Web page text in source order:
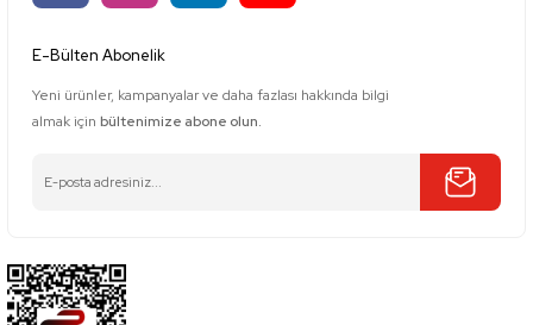
E-Bülten Abonelik
Yeni ürünler, kampanyalar ve daha fazlası hakkında bilgi
almak için bültenimize abone olun.